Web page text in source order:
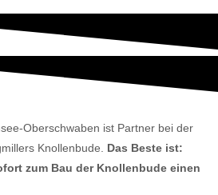
Oberschwaben ist Partner bei der
Knollenbude. Das Beste ist:
zum Bau der Knollenbude einen